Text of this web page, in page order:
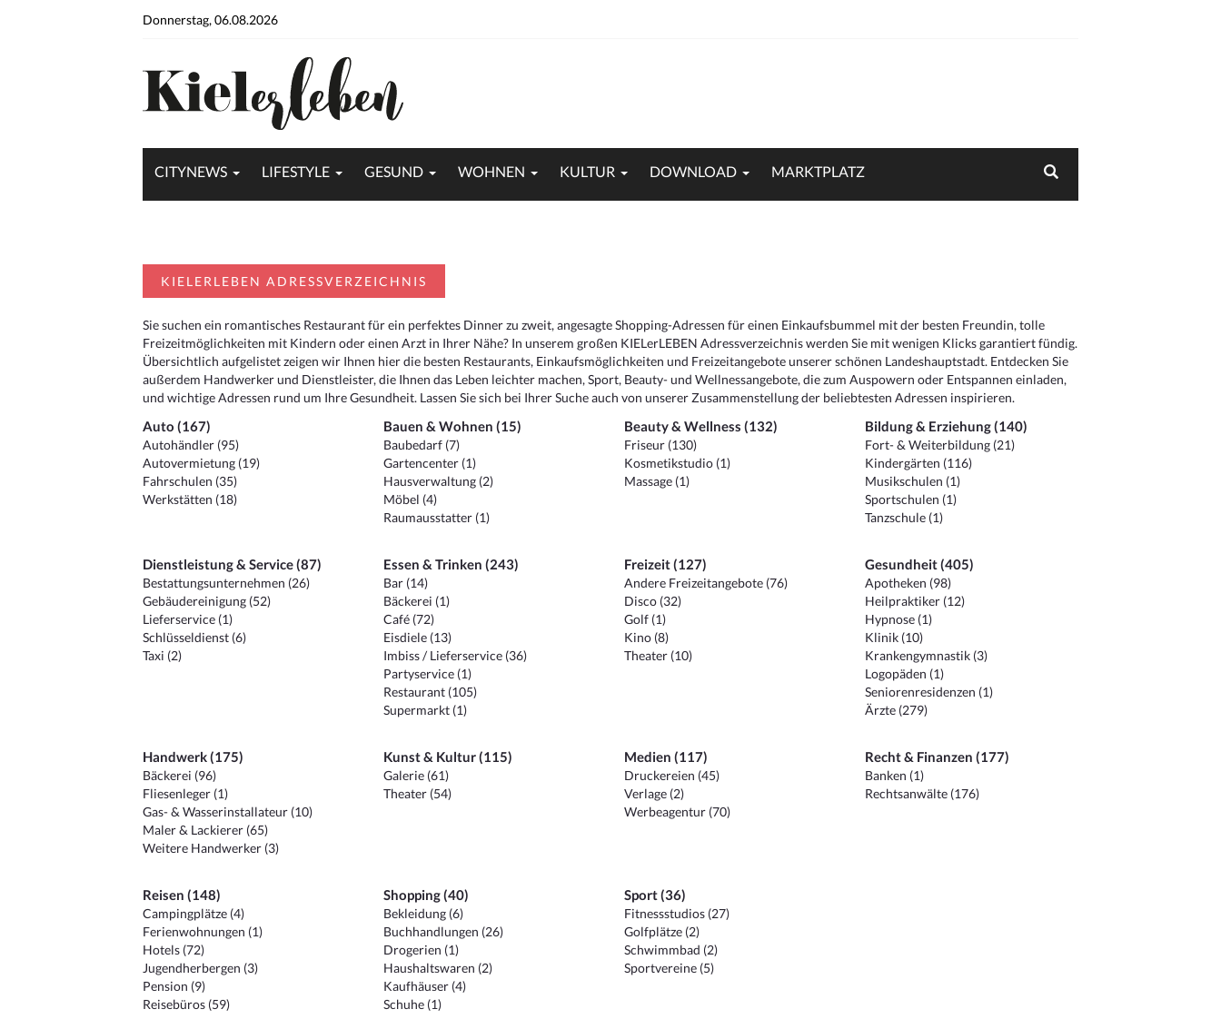
Donnerstag, 06.08.2026
CITYNEWS LIFESTYLE GESUND WOHNEN KULTUR DOWNLOAD MARKTPLATZ
KIELERLEBEN ADRESSVERZEICHNIS
Sie suchen ein romantisches Restaurant für ein perfektes Dinner zu zweit, angesagte Shopping-Adressen für einen Einkaufsbummel mit der besten Freundin, tolle
Freizeitmöglichkeiten mit Kindern oder einen Arzt in Ihrer Nähe? In unserem großen KIELerLEBEN Adressverzeichnis werden Sie mit wenigen Klicks garantiert fündig.
Übersichtlich aufgelistet zeigen wir Ihnen hier die besten Restaurants, Einkaufsmöglichkeiten und Freizeitangebote unserer schönen Landeshauptstadt. Entdecken Sie
außerdem Handwerker und Dienstleister, die Ihnen das Leben leichter machen, Sport, Beauty- und Wellnessangebote, die zum Auspowern oder Entspannen einladen,
und wichtige Adressen rund um Ihre Gesundheit. Lassen Sie sich bei Ihrer Suche auch von unserer Zusammenstellung der beliebtesten Adressen inspirieren.
Auto (167)
Autohändler (95)
Autovermietung (19)
Fahrschulen (35)
Werkstätten (18)
Bauen & Wohnen (15)
Baubedarf (7)
Gartencenter (1)
Hausverwaltung (2)
Möbel (4)
Raumausstatter (1)
Beauty & Wellness (132)
Friseur (130)
Kosmetikstudio (1)
Massage (1)
Bildung & Erziehung (140)
Fort- & Weiterbildung (21)
Kindergärten (116)
Musikschulen (1)
Sportschulen (1)
Tanzschule (1)
Dienstleistung & Service (87)
Bestattungsunternehmen (26)
Gebäudereinigung (52)
Lieferservice (1)
Schlüsseldienst (6)
Taxi (2)
Essen & Trinken (243)
Bar (14)
Bäckerei (1)
Café (72)
Eisdiele (13)
Imbiss / Lieferservice (36)
Partyservice (1)
Restaurant (105)
Supermarkt (1)
Freizeit (127)
Andere Freizeitangebote (76)
Disco (32)
Golf (1)
Kino (8)
Theater (10)
Gesundheit (405)
Apotheken (98)
Heilpraktiker (12)
Hypnose (1)
Klinik (10)
Krankengymnastik (3)
Logopäden (1)
Seniorenresidenzen (1)
Ärzte (279)
Handwerk (175)
Bäckerei (96)
Fliesenleger (1)
Gas- & Wasserinstallateur (10)
Maler & Lackierer (65)
Weitere Handwerker (3)
Kunst & Kultur (115)
Galerie (61)
Theater (54)
Medien (117)
Druckereien (45)
Verlage (2)
Werbeagentur (70)
Recht & Finanzen (177)
Banken (1)
Rechtsanwälte (176)
Reisen (148)
Campingplätze (4)
Ferienwohnungen (1)
Hotels (72)
Jugendherbergen (3)
Pension (9)
Reisebüros (59)
Shopping (40)
Bekleidung (6)
Buchhandlungen (26)
Drogerien (1)
Haushaltswaren (2)
Kaufhäuser (4)
Schuhe (1)
Sport (36)
Fitnessstudios (27)
Golfplätze (2)
Schwimmbad (2)
Sportvereine (5)